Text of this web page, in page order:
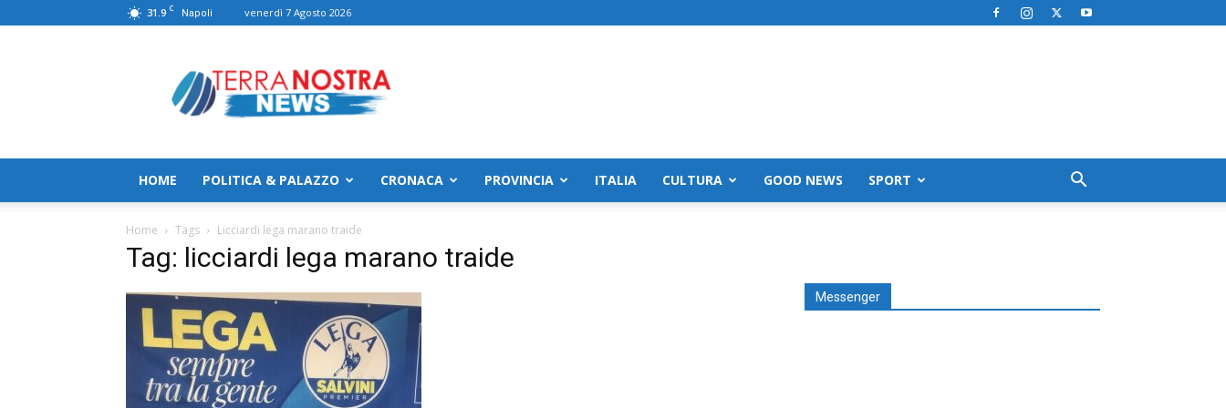
31.9 C Napoli venerdì 7 Agosto 2026
HOME POLITICA & PALAZZO CRONACA PROVINCIA ITALIA CULTURA GOOD NEWS SPORT
Home Tags Licciardi lega marano traide
Tag: licciardi lega marano traide
Messenger